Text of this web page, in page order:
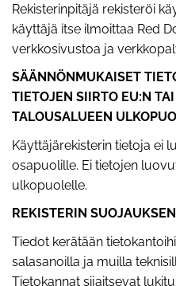
Rekisterinpitäjä rekisteröi
käyttäjä itse ilmoittaa Red
verkkosivustoa ja
SÄÄNNÖNMUKAISET
TIETOJEN SIIRTO EU:N
TALOUSALUEEN
Käyttäjärekisterin tietoja ei
osapuolille. Ei tietojen
ulkopuolelle.
REKISTERIN
Tiedot kerätään
salasanoilla ja muilla
Tietokannat sijaitsevat